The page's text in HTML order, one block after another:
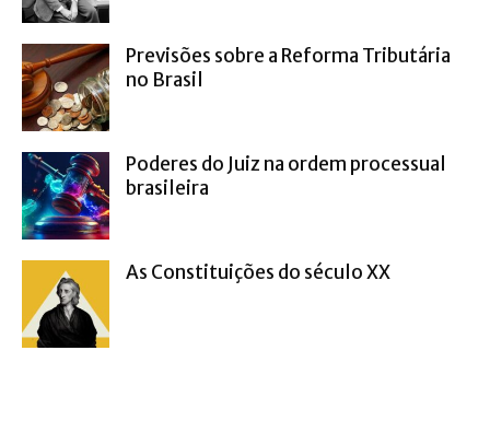
Previsões sobre a Reforma Tributária
no Brasil
Poderes do Juiz na ordem processual
brasileira
As Constituições do século XX